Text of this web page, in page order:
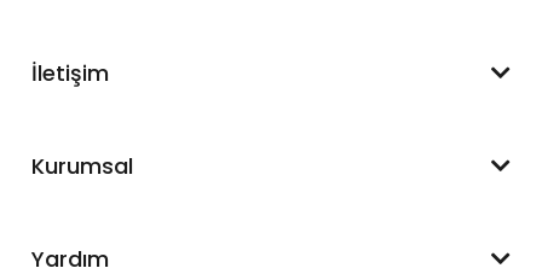
İletişim
WhatsApp Destek
Kurumsal
Hakkımızda
Yardım